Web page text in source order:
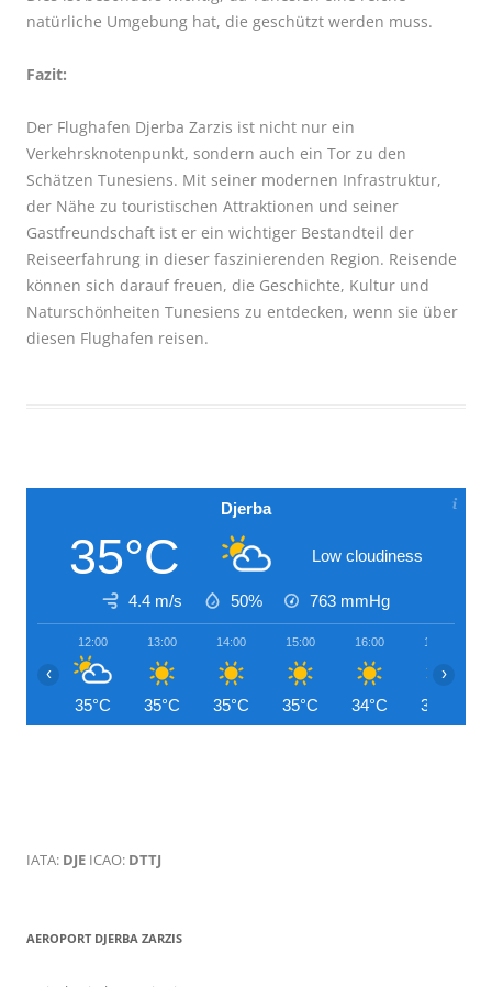
natürliche Umgebung hat, die geschützt werden muss.
Fazit:
Der Flughafen Djerba Zarzis ist nicht nur ein
Verkehrsknotenpunkt, sondern auch ein Tor zu den
Schätzen Tunesiens. Mit seiner modernen Infrastruktur,
der Nähe zu touristischen Attraktionen und seiner
Gastfreundschaft ist er ein wichtiger Bestandteil der
Reiseerfahrung in dieser faszinierenden Region. Reisende
können sich darauf freuen, die Geschichte, Kultur und
Naturschönheiten Tunesiens zu entdecken, wenn sie über
diesen Flughafen reisen.
Djerba
35°C Low cloudiness
4.4 m/s 50% 763 mmHg
12:00
35°C
13:00
35°C
14:00
35°C
15:00
35°C
16:00
34°C
17:00
33°C
‹ ›
IATA: DJE ICAO: DTTJ
AEROPORT DJERBA ZARZIS